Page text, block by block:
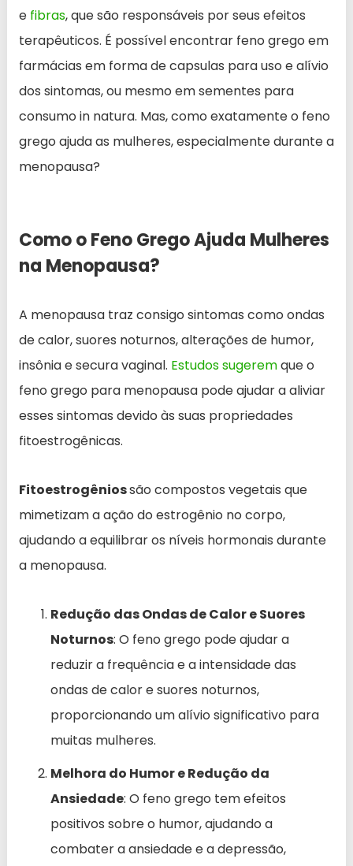
e fibras, que são responsáveis por seus efeitos
terapêuticos. É possível encontrar feno grego em
farmácias em forma de capsulas para uso e alívio
dos sintomas, ou mesmo em sementes para
consumo in natura. Mas, como exatamente o feno
grego ajuda as mulheres, especialmente durante a
menopausa?
Como o Feno Grego Ajuda Mulheres
na Menopausa?
A menopausa traz consigo sintomas como ondas
de calor, suores noturnos, alterações de humor,
insônia e secura vaginal. Estudos sugeremque o
feno grego para menopausa pode ajudar a aliviar
esses sintomas devido às suas propriedades
fitoestrogênicas.
Fitoestrogêniossão compostos vegetais que
mimetizam a ação do estrogênio no corpo,
ajudando a equilibrar os níveis hormonais durante
a menopausa.
Redução das Ondas de Calor e Suores
Noturnos: O feno grego pode ajudar a
reduzir a frequência e a intensidade das
ondas de calor e suores noturnos,
proporcionando um alívio significativo para
muitas mulheres.
Melhora do Humor e Redução da
Ansiedade: O feno grego tem efeitos
positivos sobre o humor, ajudando a
combater a ansiedade e a depressão,